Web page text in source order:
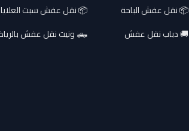
📦 نقل عفش الباحة
📦 نقل عفش سبت العلايا
🚚 دباب نقل عفش
🛻 ونيت نقل عفش بالرياض